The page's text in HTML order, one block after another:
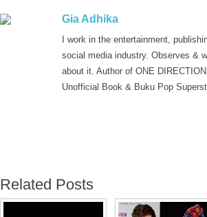
Gia Adhika
I work in the entertainment,
social media industry. Observes &
about it. Author of ONE
Unofficial Book & Buku Pop
Related Posts